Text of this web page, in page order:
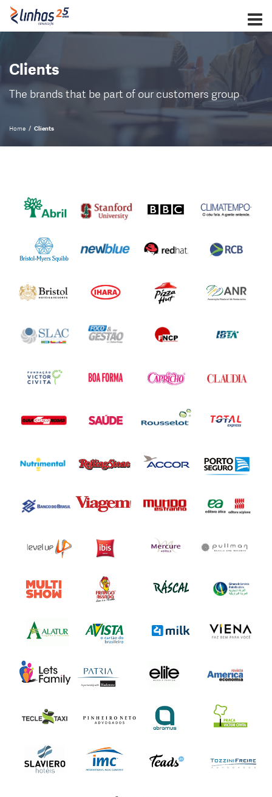
Services
Clients
Clients
The brands that be part of our customers group
Home Clients